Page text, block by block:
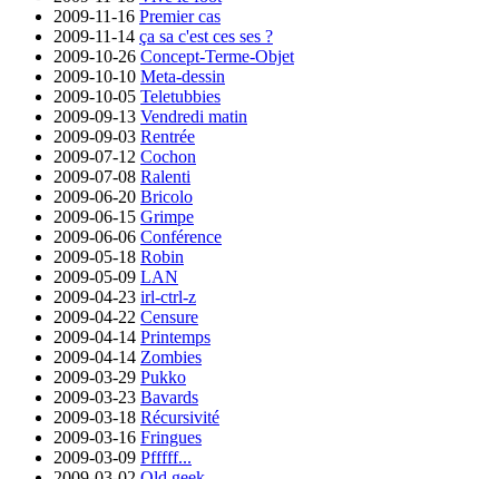
2009-11-16 Premier cas
2009-11-14 ça sa c'est ces ses ?
2009-10-26 Concept-Terme-Objet
2009-10-10 Meta-dessin
2009-10-05 Teletubbies
2009-09-13 Vendredi matin
2009-09-03 Rentrée
2009-07-12 Cochon
2009-07-08 Ralenti
2009-06-20 Bricolo
2009-06-15 Grimpe
2009-06-06 Conférence
2009-05-18 Robin
2009-05-09 LAN
2009-04-23 irl-ctrl-z
2009-04-22 Censure
2009-04-14 Printemps
2009-04-14 Zombies
2009-03-29 Pukko
2009-03-23 Bavards
2009-03-18 Récursivité
2009-03-16 Fringues
2009-03-09 Pfffff...